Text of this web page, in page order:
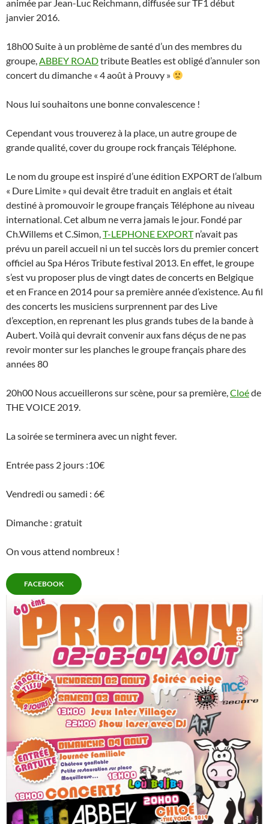
animée par Jean-Luc Reichmann, diffusée sur TF1 début
janvier 2016.
18h00 Suite à un problème de santé d’un des membres du
groupe,ABBEY ROADtribute Beatles est obligé d’annuler son
concert du dimanche « 4 août à Prouvy »
Nous lui souhaitons une bonne convalescence !
Cependant vous trouverez à la place, un autre groupe de
grande qualité, cover du groupe rock français Téléphone.
Le nom du groupe est inspiré d’une édition EXPORT de l’album
« Dure Limite » qui devait être traduit en anglais et était
destiné à promouvoir le groupe français Téléphone au niveau
international. Cet album ne verra jamais le jour. Fondé par
Ch.Willems et C.Simon,T-LEPHONE EXPORTn’avait pas
prévu un pareil accueil ni un tel succès lors du premier concert
officiel au Spa Héros Tribute festival 2013. En effet, le groupe
s’est vu proposer plus de vingt dates de concerts en Belgique
et en France en 2014 pour sa première année d’existence. Au fil
des concerts les musiciens surprennent par des Live
d’exception, en reprenant les plus grands tubes de la bande à
Aubert. Voilà qui devrait convenir aux fans déçus de ne pas
revoir monter sur les planches le groupe français phare des
années 80
20h00 Nous accueillerons sur scène, pour sa première,Cloéde
THE VOICE 2019.
La soirée se terminera avec un night fever.
Entrée pass 2 jours :10€
Vendredi ou samedi : 6€
Dimanche : gratuit
On vous attend nombreux !
FACEBOOK